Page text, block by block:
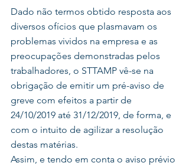
Dado não termos obtido resposta aos
diversos ofícios que plasmavam os
problemas vividos na empresa e as
preocupações demonstradas pelos
trabalhadores, o STTAMP vê-se na
obrigação de emitir um pré-aviso de
greve com efeitos a partir de
24/10/2019 até 31/12/2019, de forma, e
com o intuito de agilizar a resolução
destas matérias.
Assim, e tendo em conta o aviso prévio